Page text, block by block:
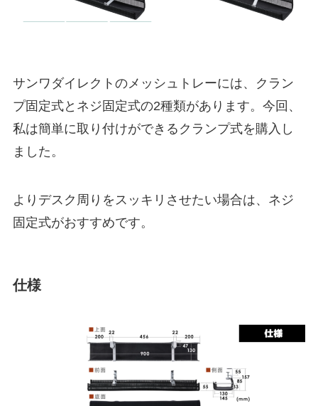
サンワダイレクトのメッシュトレーには、クラン
プ固定式とネジ固定式の2種類があります。今回、
私は簡単に取り付けができるクランプ式を購入し
ました。
よりデスク周りをスッキリさせたい場合は、ネジ
固定式がおすすめです。
仕様